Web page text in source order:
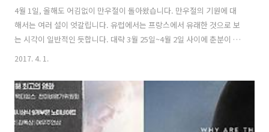
4월 1일, 올해도 어김없이 만우절이 돌아왔습니다. 만우절의 기원에 대
해서는 여러 설이 엇갈립니다. 유럽에서는 프랑스에서 유래한 것으로 보
는 시각이 일반적인 듯합니다. 대략 3월 25일~4월 2일 사이에 춘분이 있
어 새해가 시작되는 날로 여겨져 왔고, 현재의 양력인 그레고리력을 받아
년 샤를 9세가 새해 첫날을 4월 1일에서 1월 1일로 변경하게 됩니다. 이
소식을 미처 접하지 못했거나 종교적 이유로 반발했던 사람들은 4월 1일
을 새해로 여겨 축제를 벌였다가 조롱을 당했는데요, 바로 여기서 만우절
이 유래했다고 합니다. 오늘날은 남에게 해를 끼치지 않는 가벼운 장난이
2017. 4. 1.